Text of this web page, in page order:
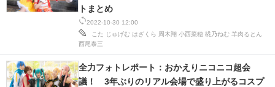
企業ITのトレンドを詳説
経営リーダーのコミュニティ
マーケ×ITの今がよく分かる
2022-10-30 12:00
こた じゅげむ はざくら 周木翔 小西菜穂 椛乃ねむ 羊肉るとん
西尾泰三
トまとめ
全力フォトレポート：おかえりニコニコ超会
議！ 3年ぶりのリアル会場で盛り上がるコスプ